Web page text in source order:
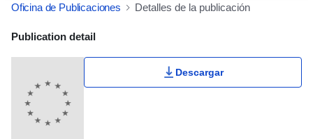
Oficina de Publicaciones Detalles de la publicación
Publication Detail Actions Portlet
Publication detail
Descargar